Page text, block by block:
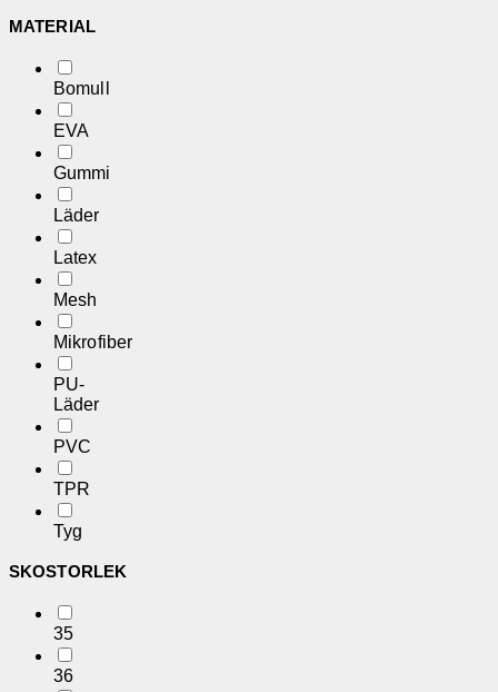
MATERIAL
Bomull
EVA
Gummi
Läder
Latex
Mesh
Mikrofiber
PU-
Läder
PVC
TPR
Tyg
SKOSTORLEK
35
36